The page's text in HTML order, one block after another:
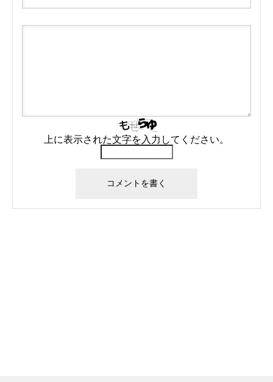
上に表示された文字を入力してください。